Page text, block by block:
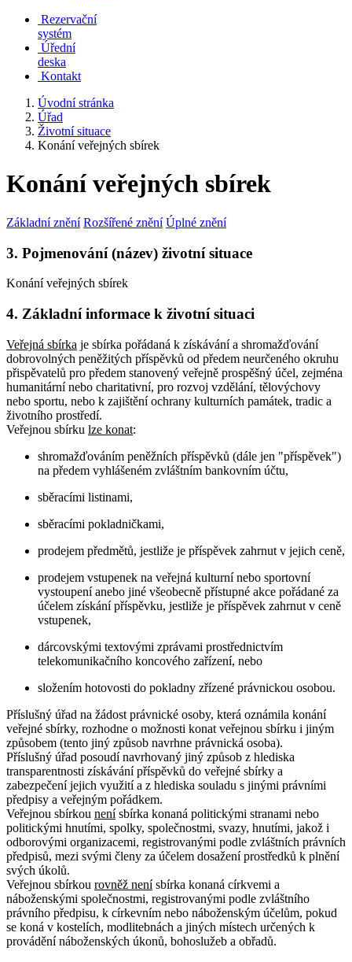
Rezervační
systém
Úřední
deska
Kontakt
Úvodní stránka
Úřad
Životní situace
Konání veřejných sbírek
Konání veřejných sbírek
Základní znění Rozšířené znění Úplné znění
3. Pojmenování (název) životní situace
Konání veřejných sbírek
4. Základní informace k životní situaci
Veřejná sbírka je sbírka pořádaná k získávání a shromažďování
dobrovolných peněžitých příspěvků od předem neurčeného okruhu
přispěvatelů pro předem stanovený veřejně prospěšný účel, zejména
humanitární nebo charitativní, pro rozvoj vzdělání, tělovýchovy
nebo sportu, nebo k zajištění ochrany kulturních památek, tradic a
životního prostředí.
Veřejnou sbírku lze konat:
shromažďováním peněžních příspěvků (dále jen "příspěvek")
na předem vyhlášeném zvláštním bankovním účtu,
sběracími listinami,
sběracími pokladničkami,
prodejem předmětů, jestliže je příspěvek zahrnut v jejich ceně,
prodejem vstupenek na veřejná kulturní nebo sportovní
vystoupení anebo jiné všeobecně přístupné akce pořádané za
účelem získání příspěvku, jestliže je příspěvek zahrnut v ceně
vstupenek,
dárcovskými textovými zprávami prostřednictvím
telekomunikačního koncového zařízení, nebo
složením hotovosti do pokladny zřízené právnickou osobou.
Příslušný úřad na žádost právnické osoby, která oznámila konání
veřejné sbírky, rozhodne o možnosti konat veřejnou sbírku i jiným
způsobem (tento jiný způsob navrhne právnická osoba).
Příslušný úřad posoudí navrhovaný jiný způsob z hlediska
transparentnosti získávání příspěvků do veřejné sbírky a
zabezpečení jejich využití a z hlediska souladu s jinými právními
předpisy a veřejným pořádkem.
Veřejnou sbírkou nenísbírka konaná politickými stranami nebo
politickými hnutími, spolky, společnostmi, svazy, hnutími, jakož i
odborovými organizacemi, registrovanými podle zvláštních právních
předpisů, mezi svými členy za účelem dosažení prostředků k plnění
svých úkolů.
Veřejnou sbírkou rovněž nenísbírka konaná církvemi a
náboženskými společnostmi, registrovanými podle zvláštního
právního předpisu, k církevním nebo náboženským účelům, pokud
se koná v kostelích, modlitebnách a jiných místech určených k
provádění náboženských úkonů, bohoslužeb a obřadů.